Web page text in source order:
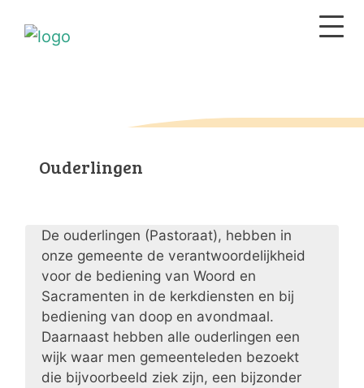
Ouderlingen
De ouderlingen (Pastoraat), hebben in
onze gemeente de verantwoordelijkheid
voor de bediening van Woord en
Sacramenten in de kerkdiensten en bij
bediening van doop en avondmaal.
Daarnaast hebben alle ouderlingen een
wijk waar men gemeenteleden bezoekt
die bijvoorbeeld ziek zijn, een bijzonder